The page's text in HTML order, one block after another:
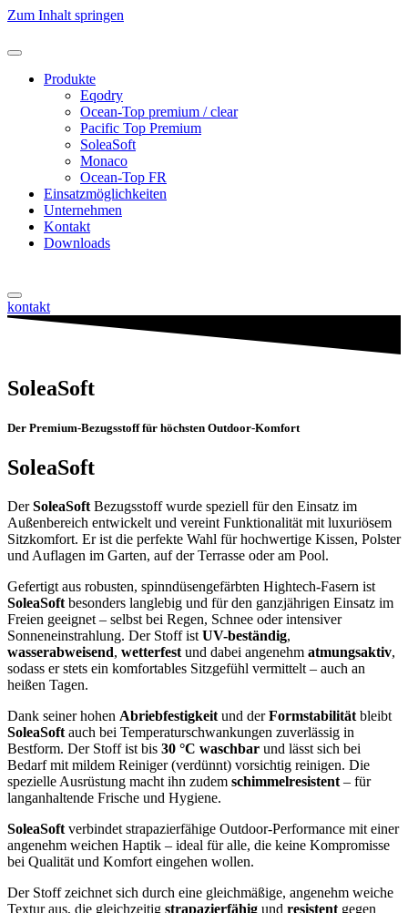
Zum Inhalt springen
Produkte
Eqodry
Ocean-Top premium / clear
Pacific Top Premium
SoleaSoft
Monaco
Ocean-Top FR
Einsatzmöglichkeiten
Unternehmen
Kontakt
Downloads
kontakt
SoleaSoft
Der Premium-Bezugsstoff für höchsten Outdoor-Komfort
SoleaSoft
DerSoleaSoft Bezugsstoff wurde speziell für den Einsatz im
Außenbereich entwickelt und vereint Funktionalität mit luxuriösem
Sitzkomfort. Er ist die perfekte Wahl für hochwertige Kissen, Polster
und Auflagen im Garten, auf der Terrasse oder am Pool.
Gefertigt aus robusten, spinndüsengefärbten Hightech-Fasern ist
SoleaSoft besonders langlebig und für den ganzjährigen Einsatz im
Freien geeignet – selbst bei Regen, Schnee oder intensiver
Sonneneinstrahlung. Der Stoff ist UV-beständig,
wasserabweisend, wetterfest und dabei angenehm atmungsaktiv,
sodass er stets ein komfortables Sitzgefühl vermittelt – auch an
heißen Tagen.
Dank seiner hohen Abriebfestigkeit und derFormstabilität bleibt
SoleaSoft auch bei Temperaturschwankungen zuverlässig in
Bestform. Der Stoff ist bis 30 °C waschbar und lässt sich bei
Bedarf mit mildem Reiniger (verdünnt) vorsichtig reinigen. Die
spezielle Ausrüstung macht ihn zudem schimmelresistent – für
langanhaltende Frische und Hygiene.
SoleaSoft verbindet strapazierfähige Outdoor-Performance mit einer
angenehm weichen Haptik – ideal für alle, die keine Kompromisse
bei Qualität und Komfort eingehen wollen.
Der Stoff zeichnet sich durch eine gleichmäßige, angenehm weiche
Textur aus, die gleichzeitig strapazierfähig und resistent gegen